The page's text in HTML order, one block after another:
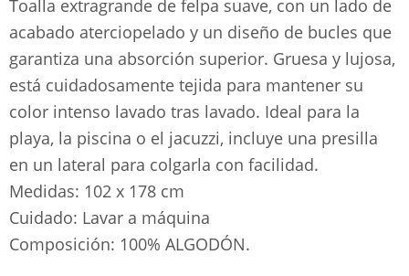
Toalla extragrande de felpa suave, con un lado de
acabado aterciopelado y un diseño de bucles que
garantiza una absorción superior. Gruesa y lujosa,
está cuidadosamente tejida para mantener su
color intenso lavado tras lavado. Ideal para la
playa, la piscina o el jacuzzi, incluye una presilla
en un lateral para colgarla con facilidad.
Medidas: 102 x 178 cm
Cuidado: Lavar a máquina
Composición: 100% ALGODÓN.